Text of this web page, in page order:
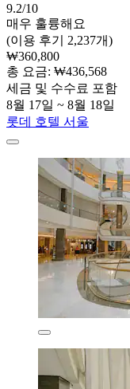
9.2/10
매우 훌륭해요
(이용 후기 2,237개)
₩360,800
총 요금: ₩436,568
세금 및 수수료 포함
8월 17일 ~ 8월 18일
롯데 호텔 서울